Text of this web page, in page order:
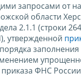
запросами от
области
2.1.1 (строки
утвержденной
ФНС